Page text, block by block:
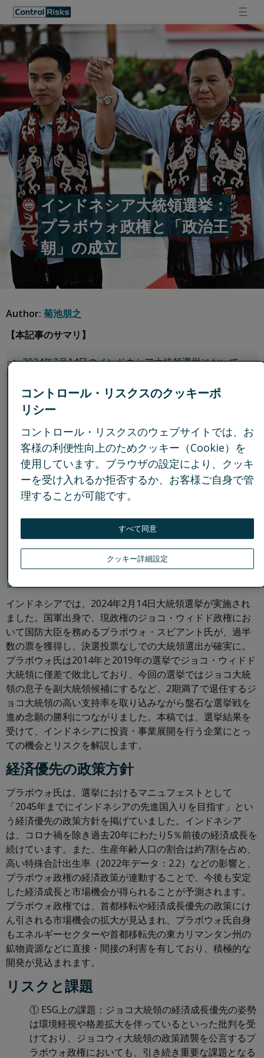
インドネシア大統領選挙：
プラボウォ政権と「政治王
朝」の成立
Author: 菊池朋之
【本記事のサマリ】
2024年2月14日のインドネシア大統領選挙において、
利宣言を行った。
プラボウォ氏は、ジョコ・ウィドド政権による経済優
先の政策の引継ぎを基本方針としており、日本企業を含
む外資系企業にとっては事業機会の増加が見込まれる。
一方で、インドネシアでは環境保護や経済格差、少数
民族問題、汚職など、外国資本が活動する上で対応すべ
き課題が多い。
ョコ大統領による政治的影響力の保持、政策的決定プロ
セスの透明性低下が懸念される。
プラボウォ氏の勝利宣言
インドネシアでは、2024年2月14日大統領選挙が実施され
ました。国軍出身で、現政権のジョコ・ウィドド政権にお
いて国防大臣を務めるプラボウォ・スビアント氏が、過半
数の票を獲得し、決選投票なしでの大統領選出が確実に。
プラボウォ氏は2014年と2019年の選挙でジョコ・ウィドド
大統領に僅差で敗北しており、今回の選挙ではジョコ大統
領の息子を副大統領候補にするなど、2期満了で退任するジ
ョコ大統領の高い支持率を取り込みながら盤石な選挙戦を
進め念願の勝利につながりました。本稿では、選挙結果を
受けて、インドネシアに投資・事業展開を行う企業にとっ
ての機会とリスクを解説します。
経済優先の政策方針
プラボウォ氏は、選挙におけるマニュフェストとして
「2045年までにインドネシアの先進国入りを目指す」とい
う経済優先の政策方針を掲げていました。インドネシア
は、コロナ禍を除き過去20年にわたり5％前後の経済成長を
続けています。また、生産年齢人口の割合は約7割を占め、
高い特殊合計出生率（2022年データ：2.2）などの影響と、
プラボウォ政権の経済政策が連動することで、今後も安定
した経済成長と市場機会が得られることが予測されます。
プラボウォ政権では、首都移転や経済成長優先の政策にけ
ん引される市場機会の拡大が見込まれ、プラボウォ氏自身
もエネルギーセクターや首都移転先の東カリマンタン州の
鉱物資源などに直接・間接の利害を有しており、積極的な
開発が見込まれます。
リスクと課題
① ESG上の課題：ジョコ大統領の経済成長優先の姿勢
は環境軽視や格差拡大を伴っているといった批判を受
けており、ジョコウィ大統領の政策踏襲を公言するプ
ラボウォ政権においても、引き続き重要な課題となる
コントロール・リスクスのクッキーポ
リシー
コントロール・リスクスのウェブサイトでは、お
客様の利便性向上のためクッキー（Cookie）を
使用しています。ブラウザの設定により、クッキ
ーを受け入れるか拒否するか、お客様ご自身で管
理することが可能です。
クッキー詳細設定
すべて同意